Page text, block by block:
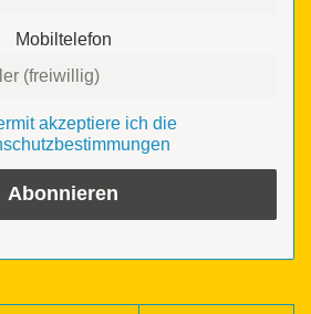
Mobiltelefon
akzeptiere ich die